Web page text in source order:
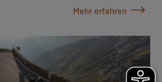
Mehr erfahren